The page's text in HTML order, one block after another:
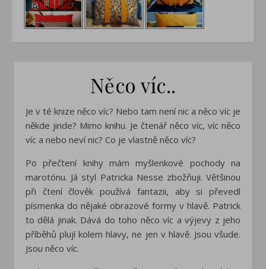
Něco víc..
Je v té knize něco víc? Nebo tam není nic a něco víc je
někde jinde? Mimo knihu. Je čtenář něco víc, víc něco
víc a nebo neví nic? Co je vlastně něco víc?
Po přečtení knihy mám myšlenkové pochody na
marotónu. Já styl Patricka Nesse zbožňuji. Většinou
při čtení člověk používá fantazii, aby si převedl
písmenka do nějaké obrazové formy v hlavě. Patrick
to dělá jinak. Dává do toho něco víc a výjevy z jeho
příběhů plují kolem hlavy, ne jen v hlavě. Jsou všude.
Jsou něco víc.